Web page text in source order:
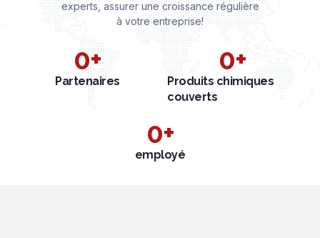
experts, assurer une croissance régulière
à votre entreprise!
Partenaires
0+
Produits chimiques
couverts
0+
employé
0+